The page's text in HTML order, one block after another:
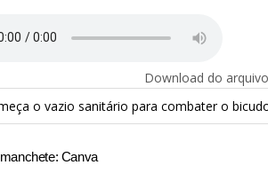
Download do
o vazio sanitário para combater o
Canva